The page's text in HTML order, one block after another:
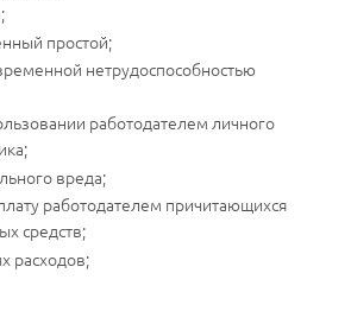
простой;
нетрудоспособностью
работодателем личного
вреда;
работодателем причитающихся
средств;
расходов;